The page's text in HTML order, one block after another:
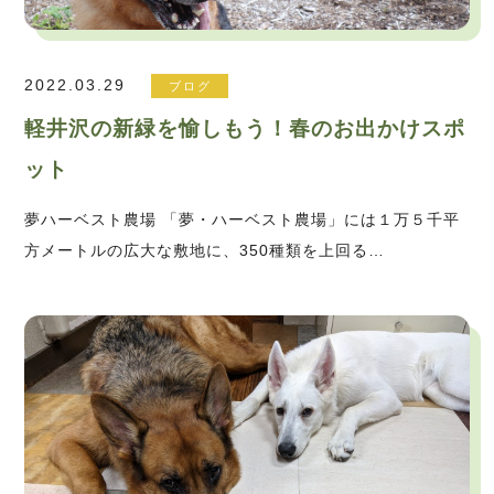
2022.03.29 ブログ
軽井沢の新緑を愉しもう！春のお出かけスポ
ット
夢ハーベスト農場 「夢・ハーベスト農場」には１万５千平
方メートルの広大な敷地に、350種類を上回る…